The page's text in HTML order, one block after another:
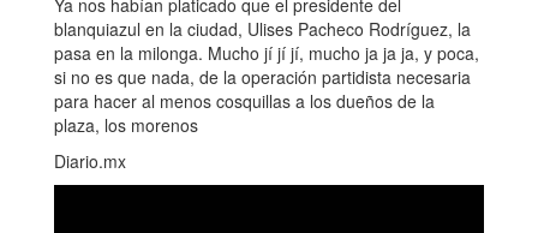
blanquiazul en la ciudad, Ulises Pacheco Rodríguez, la
pasa en la milonga. Mucho jí jí jí, mucho ja ja ja, y poca,
si no es que nada, de la operación partidista necesaria
para hacer al menos cosquillas a los dueños de la
plaza, los morenos
Diario.mx